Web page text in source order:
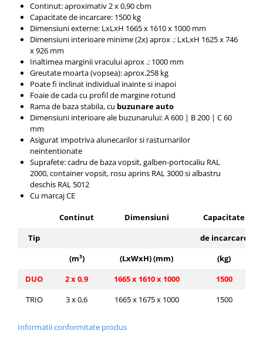
Continut: aproximativ 2 x 0,90 cbm
Capacitate de incarcare: 1500 kg
Dimensiuni externe: LxLxH 1665 x 1610 x 1000 mm
Dimensiuni interioare minime (2x) aprox .: LxLxH 1625 x 746
x 926 mm
Inaltimea marginii vracului aprox .: 1000 mm
Greutate moarta (vopsea): aprox.258 kg
Poate fi inclinat individual inainte si inapoi
Foaie de cada cu profil de margine rotund
Rama de baza stabila, cu buzunare auto
Dimensiuni interioare ale buzunarului: A 600 | B 200 |C 60
mm
Asigurat impotriva alunecarilor si rasturnarilor
neintentionate
Suprafete: cadru de baza vopsit, galben-portocaliu RAL
2000, container vopsit, rosu aprins RAL 3000 si albastru
deschis RAL 5012
Cu marcaj CE
Continut Dimensiuni
Capacitate
Tip
de incarcare
(m³)
(LxWxH) (mm)
(kg)
DUO
2 x 0,9 1665 x 1610 x 1000
1500
TRIO
3 x 0,6 1665 x 1675 x 1000 1500
Informatii conformitate produs